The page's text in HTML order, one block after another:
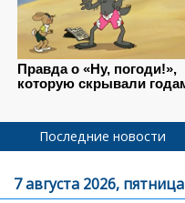
Последние новости
7 августа 2026, пятница